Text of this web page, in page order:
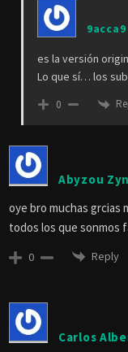
9acca9
es la versión
Lo que sí… los
0
Abyzou
oye bro muchas grcias
todos los que sonmos
0 Reply
Carlos